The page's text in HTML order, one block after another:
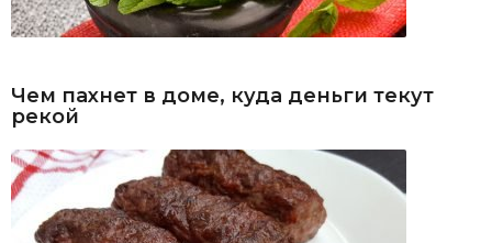
Чем пахнет в доме, куда деньги текут
рекой